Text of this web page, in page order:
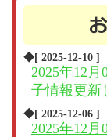
◆[ 2025-12-10 ]
2025年12
子情報更新
◆[ 2025-12-06 ]
2025年12